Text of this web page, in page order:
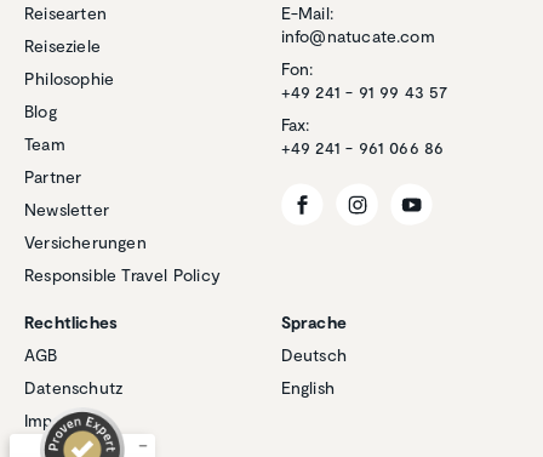
Reisearten
Reiseziele
Philosophie
Blog
Team
Partner
Newsletter
Versicherungen
Responsible Travel Policy
E-Mail:
info@natucate.com
Fon:
+49 241 - 91 99 43 57
Fax:
+49 241 - 961 066 86
Rechtliches
AGB
Datenschutz
Impressum
Cookies
Sprache
Deutsch
English
Kundenbewertungen und Erfahrungen zu
Empfehlungen auf
SEHR GUT
4,94
/
5,00